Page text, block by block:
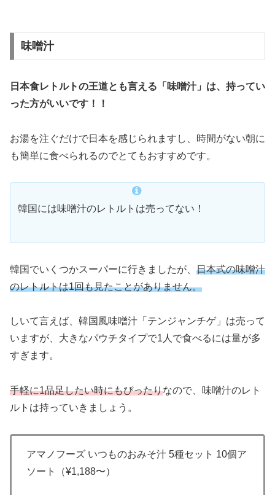
味噌汁
日本食レトルトの王道とも言える「味噌汁」は、持ってい
った方がいいです！！
お湯を注ぐだけで日本を感じられますし、時間がない朝に
も簡単に食べられるのでとてもおすすめです。
韓国には味噌汁のレトルトは売ってない！
韓国でいくつかスーパーに行きましたが、 日本式の味噌汁
のレトルトは1回も見たことがありません。
しいて言えば、韓国風味噌汁「テンジャンチゲ」は売って
いますが、大きなパウチタイプで1人で食べるには量が多
すぎます。
手軽に1品足したい時にもぴったりなので、味噌汁のレト
ルトは持っていきましょう。
アマノフーズ いつものおみそ汁 5種セット 10個ア
ソート（¥1,188〜）